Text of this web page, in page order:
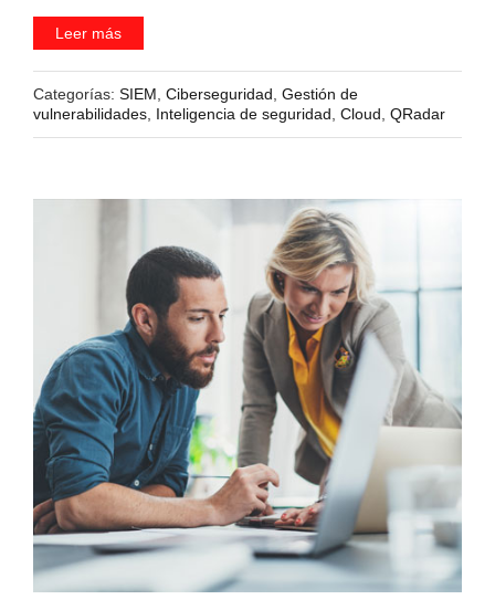
Leer más
Categorías: SIEM Ciberseguridad Gestión de
vulnerabilidades Inteligencia de seguridad Cloud QRadar